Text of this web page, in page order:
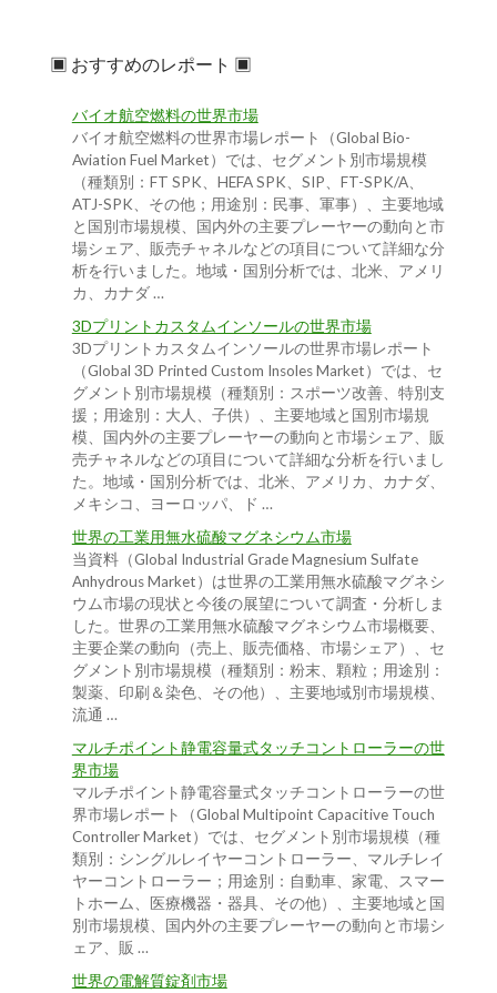
▣ おすすめのレポート ▣
バイオ航空燃料の世界市場
バイオ航空燃料の世界市場レポート（Global Bio-
Aviation Fuel Market）では、セグメント別市場規模
（種類別：FT SPK、HEFA SPK、SIP、FT-SPK/A、
ATJ-SPK、その他；用途別：民事、軍事）、主要地域
と国別市場規模、国内外の主要プレーヤーの動向と市
場シェア、販売チャネルなどの項目について詳細な分
析を行いました。地域・国別分析では、北米、アメリ
カ、カナダ …
3Dプリントカスタムインソールの世界市場
3Dプリントカスタムインソールの世界市場レポート
（Global 3D Printed Custom Insoles Market）では、セ
グメント別市場規模（種類別：スポーツ改善、特別支
援；用途別：大人、子供）、主要地域と国別市場規
模、国内外の主要プレーヤーの動向と市場シェア、販
売チャネルなどの項目について詳細な分析を行いまし
た。地域・国別分析では、北米、アメリカ、カナダ、
メキシコ、ヨーロッパ、ド …
世界の工業用無水硫酸マグネシウム市場
当資料（Global Industrial Grade Magnesium Sulfate
Anhydrous Market）は世界の工業用無水硫酸マグネシ
ウム市場の現状と今後の展望について調査・分析しま
した。世界の工業用無水硫酸マグネシウム市場概要、
主要企業の動向（売上、販売価格、市場シェア）、セ
グメント別市場規模（種類別：粉末、顆粒；用途別：
製薬、印刷＆染色、その他）、主要地域別市場規模、
流通 …
マルチポイント静電容量式タッチコントローラーの世
界市場
マルチポイント静電容量式タッチコントローラーの世
界市場レポート（Global Multipoint Capacitive Touch
Controller Market）では、セグメント別市場規模（種
類別：シングルレイヤーコントローラー、マルチレイ
ヤーコントローラー；用途別：自動車、家電、スマー
トホーム、医療機器・器具、その他）、主要地域と国
別市場規模、国内外の主要プレーヤーの動向と市場シ
ェア、販 …
世界の電解質錠剤市場